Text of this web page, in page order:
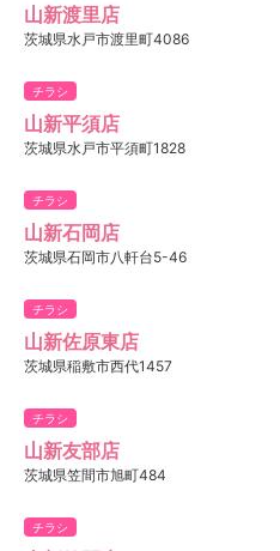
山新渡里店
茨城県水戸市渡里町4086
チラシ
山新平須店
茨城県水戸市平須町1828
チラシ
山新石岡店
茨城県石岡市八軒台5-46
チラシ
山新佐原東店
茨城県稲敷市西代1457
チラシ
山新友部店
茨城県笠間市旭町484
チラシ